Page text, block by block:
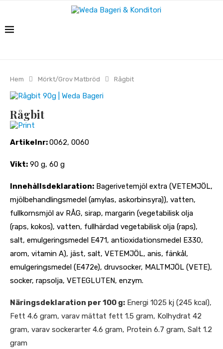
Hem Mörkt/Grov Matbröd Rågbit
Rågbit
Print
Artikelnr:0062, 0060
Vikt: 90 g, 60 g
Innehållsdeklaration: Bagerivetemjöl extra (VETEMJÖL,
mjölbehandlingsmedel (amylas, askorbinsyra)), vatten,
fullkornsmjöl av RÅG, sirap, margarin (vegetabilisk olja
(raps, kokos), vatten, fullhärdad vegetabilisk olja (raps),
salt, emulgeringsmedel E471, antioxidationsmedel E330,
arom, vitamin A), jäst, salt, VETEMJÖL, anis, fänkål,
emulgeringsmedel (E472e), druvsocker, MALTMJÖL (VETE),
socker, rapsolja, VETEGLUTEN, enzym.
Näringsdeklaration per 100 g: Energi 1025 kj (245 kcal),
Fett 4.6 gram, varav mättat fett 1.5 gram, Kolhydrat 42
gram, varav sockerarter 4.6 gram, Protein 6.7 gram, Salt 1.2
gram